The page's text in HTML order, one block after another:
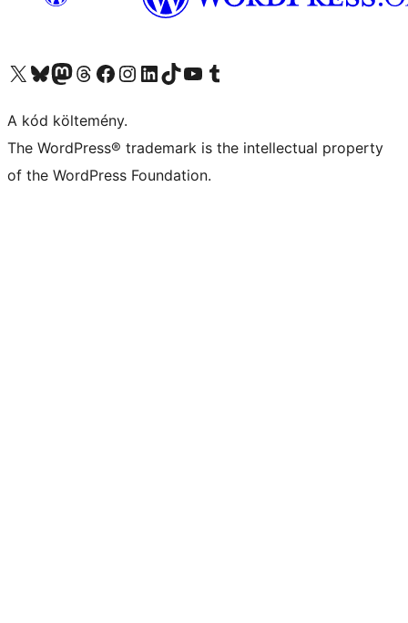
Visit our X (formerly Twitter) account
Visit our Bluesky account
Twitter csatornánk
Visit our Threads account
Facebook oldalunk megtekintése
Visit our Instagram account
Visit our LinkedIn account
Visit our TikTok account
Visit our YouTube channel
Visit our Tumblr account
A kód költemény.
The WordPress® trademark is the intellectual property
of the WordPress Foundation.